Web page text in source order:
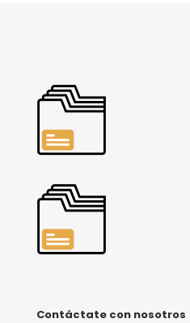
Contáctate con nosotros